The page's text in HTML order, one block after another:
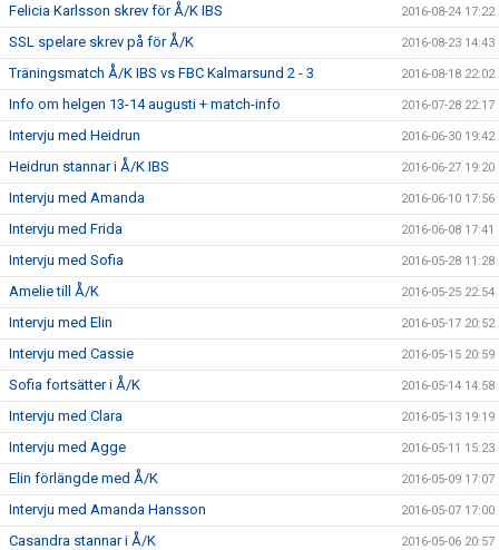
Felicia Karlsson skrev för Å/K IBS 2016-08-24 17:22
SSL spelare skrev på för Å/K 2016-08-23 14:43
Träningsmatch Å/K IBS vs FBC Kalmarsund 2 - 3 2016-08-18 22:02
Info om helgen 13-14 augusti + match-info 2016-07-28 22:17
Intervju med Heidrun 2016-06-30 19:42
Heidrun stannar i Å/K IBS 2016-06-27 19:20
Intervju med Amanda 2016-06-10 17:56
Intervju med Frida 2016-06-08 17:41
Intervju med Sofia 2016-05-28 11:28
Amelie till Å/K 2016-05-25 22:54
Intervju med Elin 2016-05-17 20:52
Intervju med Cassie 2016-05-15 20:59
Sofia fortsätter i Å/K 2016-05-14 14:58
Intervju med Clara 2016-05-13 19:19
Intervju med Agge 2016-05-11 15:23
Elin förlängde med Å/K 2016-05-09 17:07
Intervju med Amanda Hansson 2016-05-07 17:00
Casandra stannar i Å/K 2016-05-06 20:57